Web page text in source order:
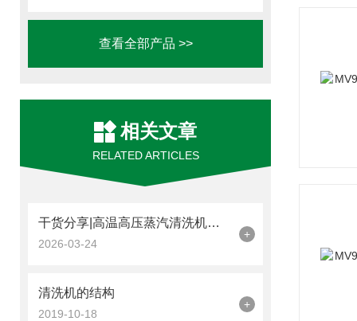
查看全部产品 >>
相关文章
RELATED ARTICLES
干货分享|高温高压蒸汽清洗机的工作原理
2026-03-24
+
清洗机的结构
2019-10-18
+